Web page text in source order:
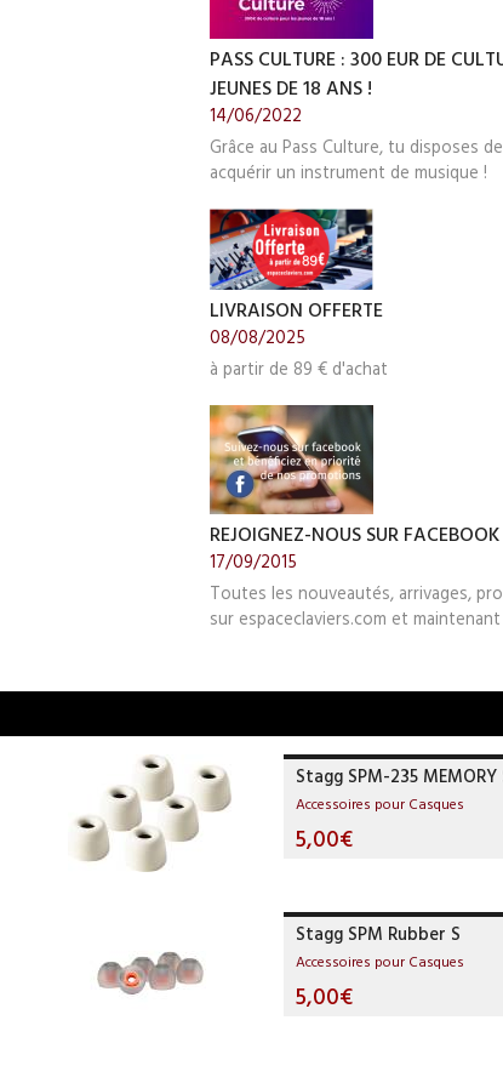
PASS CULTURE : 300 EUR DE
JEUNES DE 18 ANS !
14/06/2022
Grâce au Pass Culture, tu disposes
acquérir un instrument de musique !
LIVRAISON OFFERTE
08/08/2025
à partir de 89 € d'achat
REJOIGNEZ-NOUS SUR
17/09/2015
Toutes les nouveautés, arrivages,
sur espaceclaviers.com et
Stagg SPM-235 MEMORY
Accessoires pour Casques
5,00€
Stagg SPM Rubber S
Accessoires pour Casques
5,00€